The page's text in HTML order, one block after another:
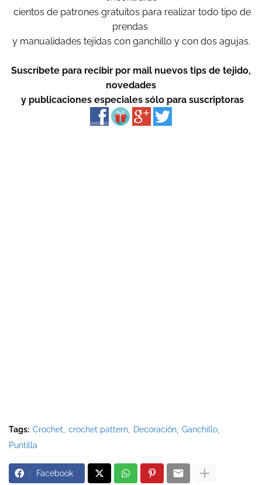
cientos de patrones gratuitos para realizar todo tipo de
prendas
y manualidades tejidas con ganchillo y con dos agujas.
Suscríbete para recibir por mail nuevos tips de tejido,
novedades
y publicaciones especiales sólo para suscriptoras
Tags: Crochet crochet pattern Decoración Ganchillo
Puntilla
Facebook